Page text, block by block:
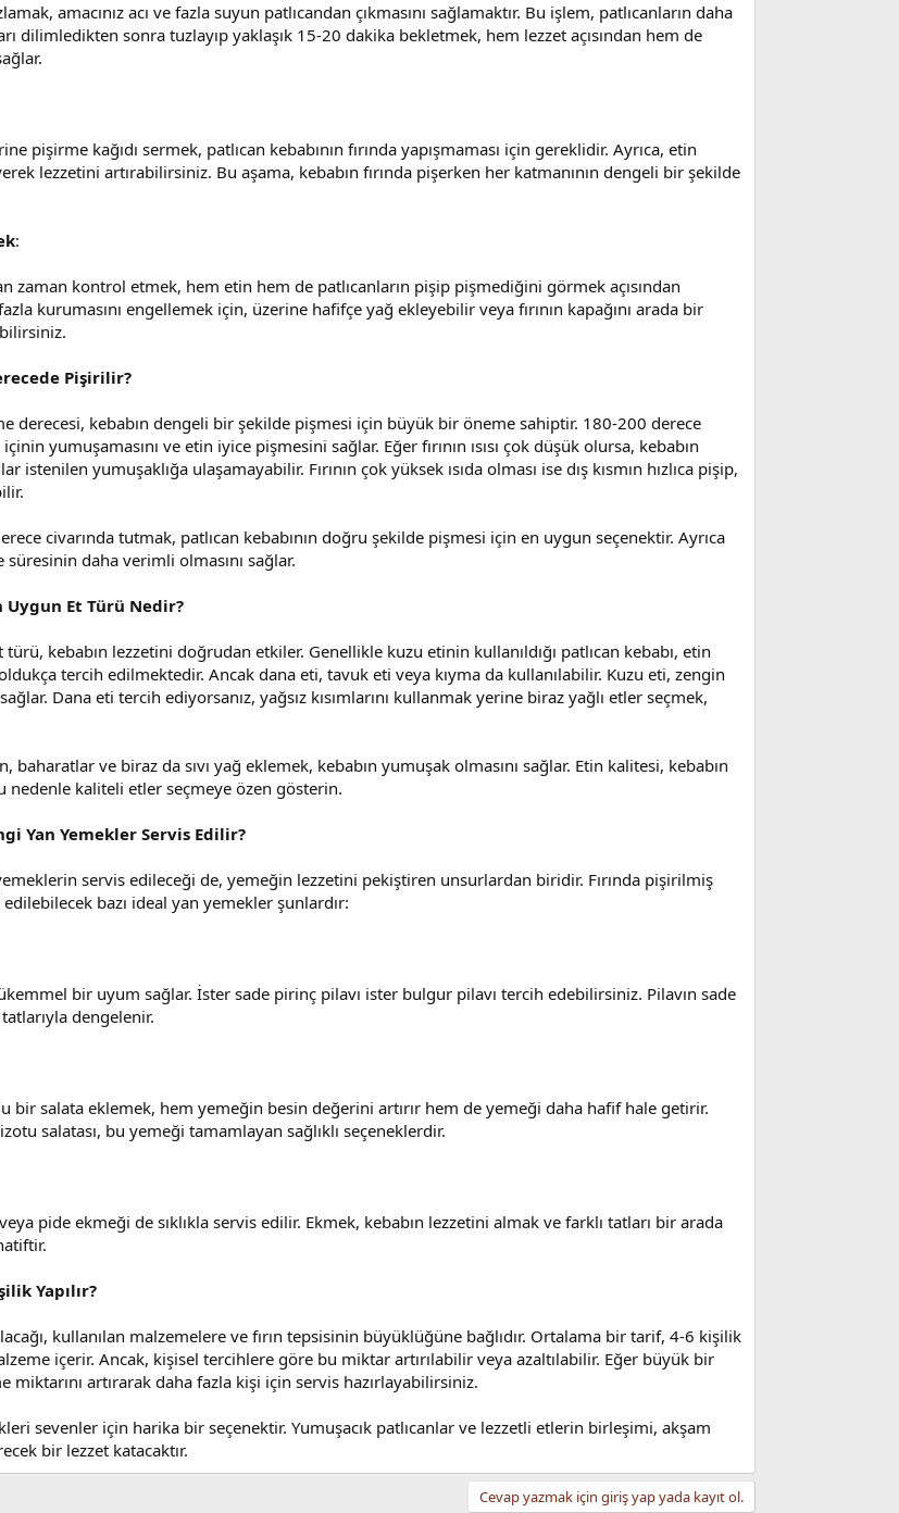
amacınız acı ve fazla suyun patlıcandan çıkmasını sağlamaktır. Bu işlem, patlıcanların daha
dilimledikten sonra tuzlayıp yaklaşık 15-20 dakika bekletmek, hem lezzet açısından hem de
pişirme kağıdı sermek, patlıcan kebabının fırında yapışmaması için gereklidir. Ayrıca, etin
lezzetini artırabilirsiniz. Bu aşama, kebabın fırında pişerken her katmanının dengeli bir şekilde
:
zaman kontrol etmek, hem etin hem de patlıcanların pişip pişmediğini görmek açısından
kurumasını engellemek için, üzerine hafifçe yağ ekleyebilir veya fırının kapağını arada bir
Pişirilir?
derecesi, kebabın dengeli bir şekilde pişmesi için büyük bir öneme sahiptir. 180-200 derece
içinin yumuşamasını ve etin iyice pişmesini sağlar. Eğer fırının ısısı çok düşük olursa, kebabın
istenilen yumuşaklığa ulaşamayabilir. Fırının çok yüksek ısıda olması ise dış kısmın hızlıca pişip,
civarında tutmak, patlıcan kebabının doğru şekilde pişmesi için en uygun seçenektir. Ayrıca
süresinin daha verimli olmasını sağlar.
Uygun Et Türü Nedir?
türü, kebabın lezzetini doğrudan etkiler. Genellikle kuzu etinin kullanıldığı patlıcan kebabı, etin
tercih edilmektedir. Ancak dana eti, tavuk eti veya kıyma da kullanılabilir. Kuzu eti, zengin
Dana eti tercih ediyorsanız, yağsız kısımlarını kullanmak yerine biraz yağlı etler seçmek,
baharatlar ve biraz da sıvı yağ eklemek, kebabın yumuşak olmasını sağlar. Etin kalitesi, kebabın
kaliteli etler seçmeye özen gösterin.
Yan Yemekler Servis Edilir?
yemeklerin servis edileceği de, yemeğin lezzetini pekiştiren unsurlardan biridir. Fırında pişirilmiş
edilebilecek bazı ideal yan yemekler şunlardır:
bir uyum sağlar. İster sade pirinç pilavı ister bulgur pilavı tercih edebilirsiniz. Pilavın sade
dengelenir.
bir salata eklemek, hem yemeğin besin değerini artırır hem de yemeği daha hafif hale getirir.
salatası, bu yemeği tamamlayan sağlıklı seçeneklerdir.
veya pide ekmeği de sıklıkla servis edilir. Ekmek, kebabın lezzetini almak ve farklı tatları bir arada
Yapılır?
kullanılan malzemelere ve fırın tepsisinin büyüklüğüne bağlıdır. Ortalama bir tarif, 4-6 kişilik
içerir. Ancak, kişisel tercihlere göre bu miktar artırılabilir veya azaltılabilir. Eğer büyük bir
miktarını artırarak daha fazla kişi için servis hazırlayabilirsiniz.
sevenler için harika bir seçenektir. Yumuşacık patlıcanlar ve lezzetli etlerin birleşimi, akşam
bir lezzet katacaktır.
Cevap yazmak için giriş yap yada kayıt ol.